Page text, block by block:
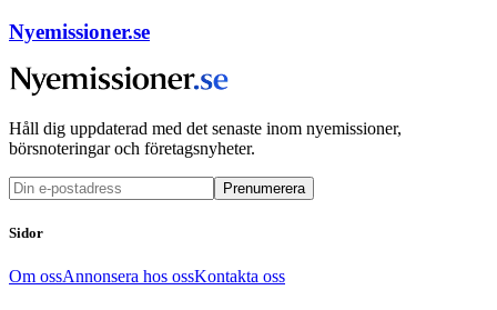
Nyemissioner.se
Håll dig uppdaterad med det senaste inom nyemissioner,
börsnoteringar och företagsnyheter.
Prenumerera
Sidor
Om ossAnnonsera hos ossKontakta oss